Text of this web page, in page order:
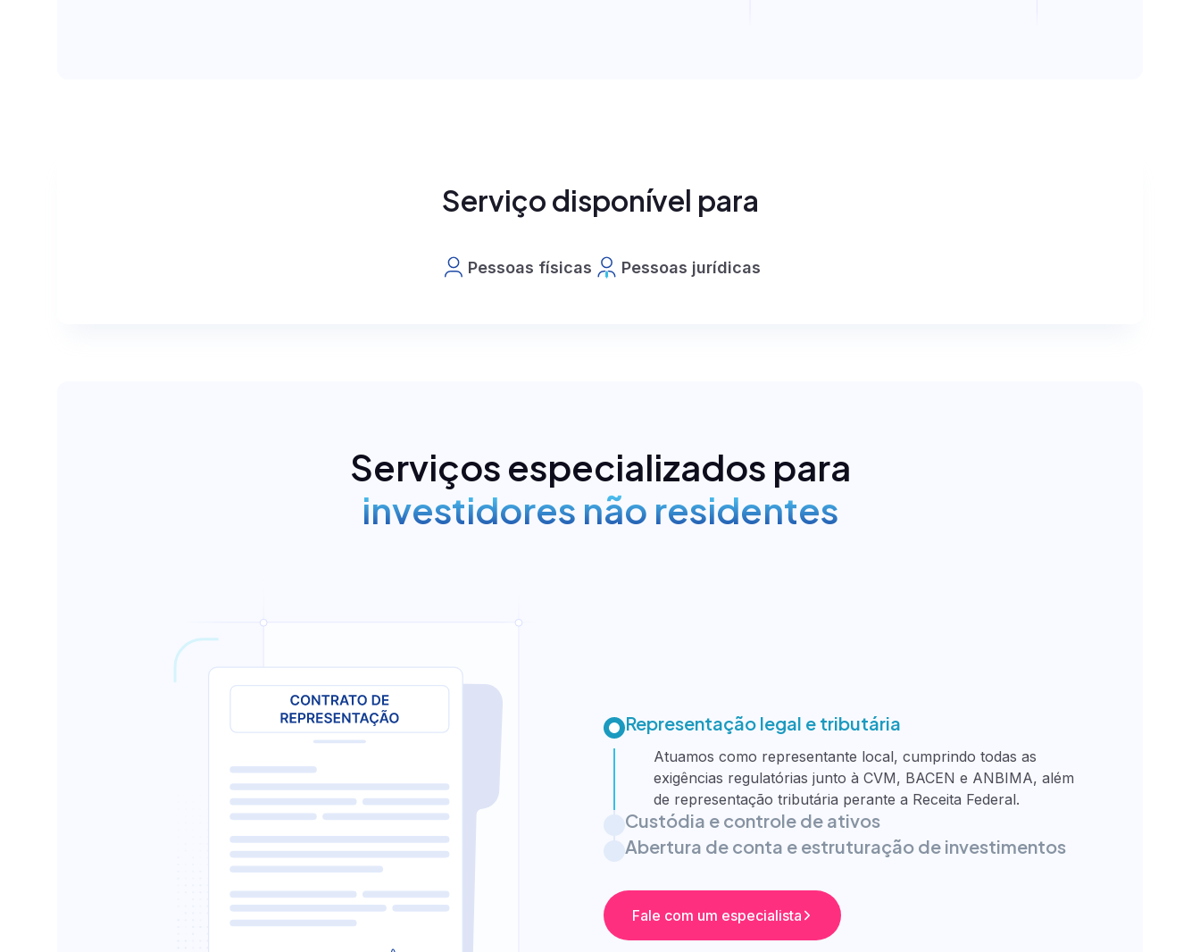
Administração e
Estruturação de fundos
Serviço disponível para
Pessoas físicas Pessoas jurídicas
Serviços especializados para
investidores não residentes
Representação legal e tributária
Atuamos como representante local, cumprindo todas as
exigências regulatórias junto à CVM, BACEN e ANBIMA, além
de representação tributária perante a Receita Federal.
Custódia e controle de ativos
Abertura de conta e estruturação de investimentos
Fale com um especialista